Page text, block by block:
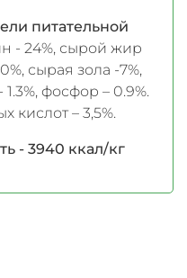
питательной
- 24%, сырой жир
сырая зола -7%,
фосфор – 0.9%.
кислот – 3,5%.
- 3940 ккал/кг